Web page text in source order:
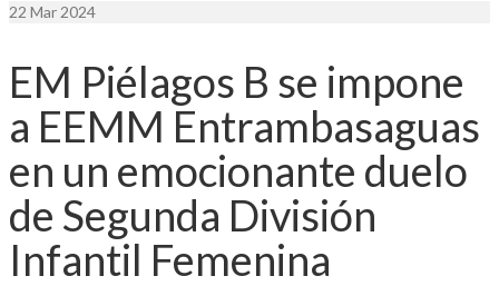
22 Mar 2024
EM Piélagos B se impone
a EEMM Entrambasaguas
en un emocionante duelo
de Segunda División
Infantil Femenina